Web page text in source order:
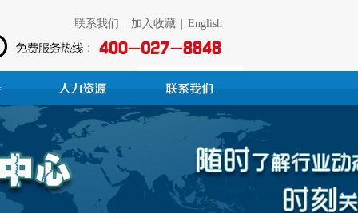
联系我们 加入收藏 English